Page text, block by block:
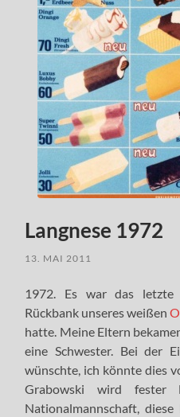
Langnese 1972
13. MAI 2011
1972. Es war das
Rückbank unseres weißen
hatte. Meine Eltern
eine Schwester. Bei der
wünschte, ich könnte dies
Grabowski wird fester
Nationalmannschaft,